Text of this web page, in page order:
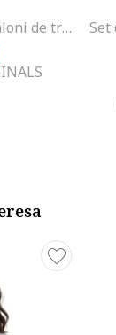
Set de bluza si pantaloni de trening cu imprimeu logo Minicat, Roz